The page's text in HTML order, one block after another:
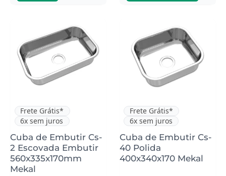
Frete Grátis*
6x sem juros
Cuba de Embutir Cs-
2 Escovada Embutir
560x335x170mm
Mekal
Frete Grátis*
6x sem juros
Cuba de Embutir Cs-
40 Polida
400x340x170 Mekal